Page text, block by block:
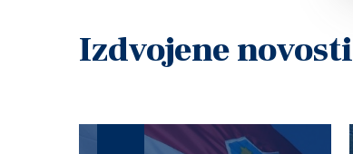
Izdvojene novosti